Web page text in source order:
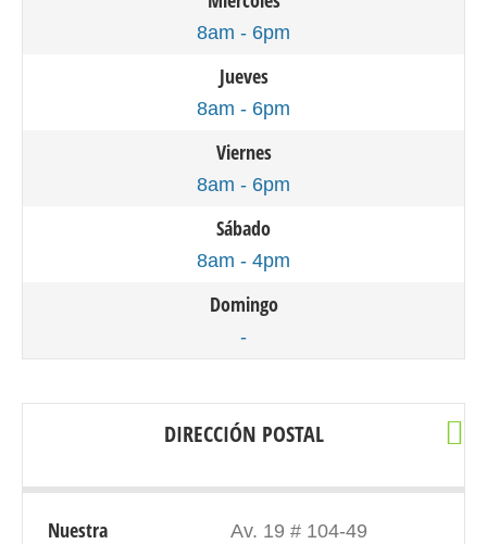
8am - 6pm
Jueves
8am - 6pm
Viernes
8am - 6pm
Sábado
8am - 4pm
Domingo
-
DIRECCIÓN POSTAL
Nuestra
Av. 19 # 104-49